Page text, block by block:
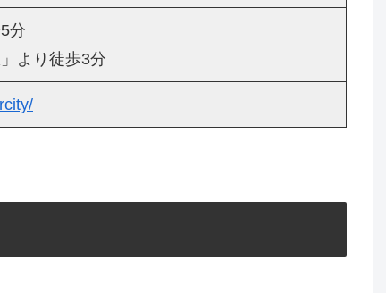
分
より徒歩3分